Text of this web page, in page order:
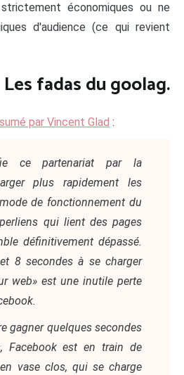
économiques ou ne
d'audience (ce qui revient
Les fadas du goolag.
par Vincent Glad :
ce partenariat par la
plus rapidement les
de fonctionnement du
qui lient des pages
définitivement dépassé.
8 secondes à se charger
web» est une inutile perte
gagner quelques secondes
Facebook est en train de
vase clos, qui se charge